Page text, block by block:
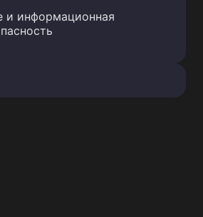
и информационная